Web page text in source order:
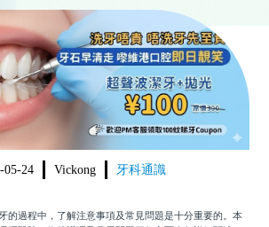
品牌介紹
環境設備
醫院新聞
收費標準
N
收費總表
植牙收費
根管收費
美學收費
醫生團隊
門診時間
05-24 Vickong 牙科通識
過程中，了解注意事項及常見問題是十分重要的。本